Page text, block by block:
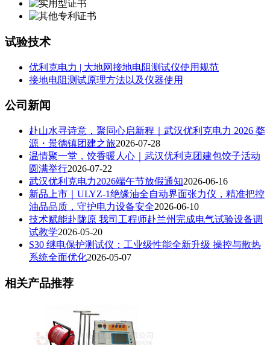
试验技术
优利克电力 | 大地网接地电阻测试仪使用规范
接地电阻测试原理方法以及仪器使用
公司新闻
赴山水寻诗意，聚同心启新程｜武汉优利克电力 2026 婺
源・景德镇团建之旅2026-07-28
温情聚一堂，饺香暖人心｜武汉优利克团建包饺子活动
圆满举行2026-07-22
武汉优利克电力2026端午节放假通知2026-06-16
新品上市｜ULYZ-1绝缘油全自动界面张力仪，精准把控
油品品质，守护电力设备安全2026-06-10
技术赋能赴陇原 我司工程师赴兰州完成电气试验设备调
试教学2026-05-20
S30 继电保护测试仪：工业级性能全新升级 操控与散热
系统全面优化2026-05-07
相关产品推荐